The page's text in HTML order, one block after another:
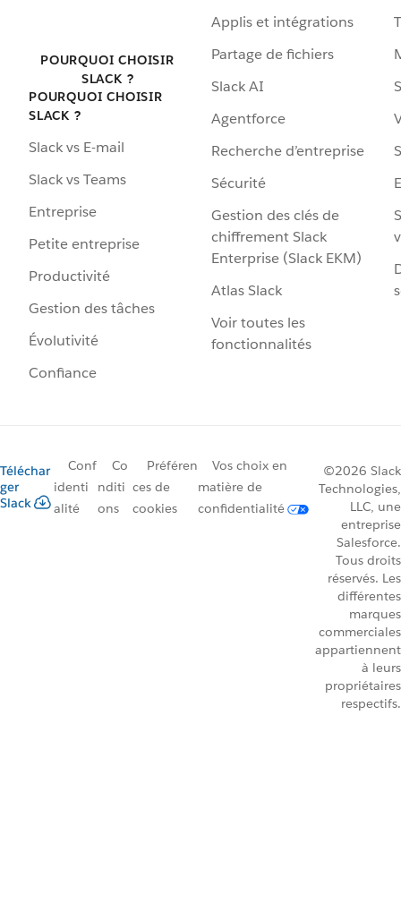
POURQUOI CHOISIR
SLACK ?
POURQUOI CHOISIR
SLACK ?
Slack vs E-mail
Slack vs Teams
Entreprise
Petite entreprise
Productivité
Gestion des tâches
Évolutivité
Confiance
Applis et intégrations
Partage de fichiers
Slack AI
Agentforce
Recherche d’entreprise
Sécurité
Gestion des clés de
chiffrement Slack
Enterprise (Slack EKM)
Atlas Slack
Voir toutes les
fonctionnalités
Téléchar
ger
Slack
Conf
identi
alité
Co
nditi
ons
Préféren
ces de
cookies
Vos choix en
matière de
confidentialité
©2026 Slack
Technologies,
LLC, une
entreprise
Salesforce.
Tous droits
réservés. Les
différentes
marques
commerciales
appartiennent
à leurs
propriétaires
respectifs.